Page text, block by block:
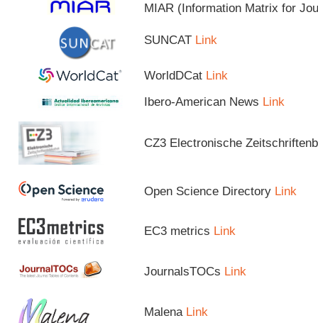
MIAR (Information Matrix for
SUNCAT Link
WorldDCat Link
Ibero-American News Link
CZ3 Electronische
Open Science Directory Link
EC3 metrics Link
JournalsTOCs Link
Malena Link